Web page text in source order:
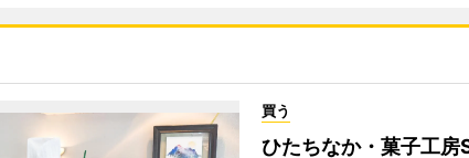
買う
ひたちなか・菓子工